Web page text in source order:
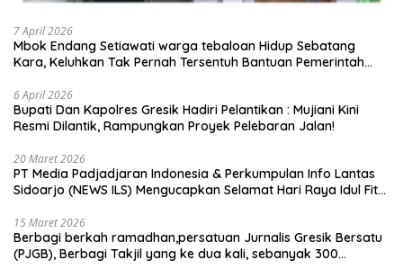
7 April 2026
Mbok Endang Setiawati warga tebaloan Hidup Sebatang
Kara, Keluhkan Tak Pernah Tersentuh Bantuan Pemerintah
6 April 2026
​Bupati Dan Kapolres Gresik Hadiri Pelantikan : Mujiani Kini
Resmi Dilantik, Rampungkan Proyek Pelebaran Jalan!
20 Maret 2026
PT Media Padjadjaran Indonesia & Perkumpulan Info Lantas
Sidoarjo (NEWS ILS) Mengucapkan Selamat Hari Raya Idul Fitri
15 Maret 2026
Berbagi berkah ramadhan,persatuan Jurnalis Gresik Bersatu
(PJGB), Berbagi Takjil yang ke dua kali, sebanyak 300